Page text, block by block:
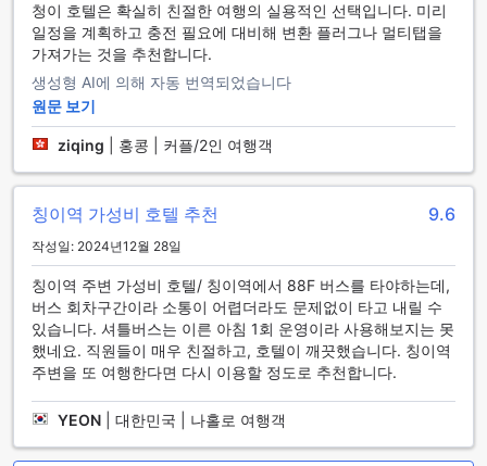
타싱 이(Tsim Sha Tsui)는 홍콩의 심장부에 위치한 활기찬 거리
로, 세계적인 쇼핑, 엔터테인먼트, 문화의 중심지입니다. 이곳에
서는 고급 브랜드 매장과 전통 시장이 조화를 이루며, 방문객들
은 다양한 쇼핑 경험을 즐길 수 있습니다. 특히, 유명한 스타의
거리와 하버 시티 쇼핑몰은 누구나 한 번쯤 들러볼 만한 명소입
니다. 밤이 되면 홍콩의 스카이라인과 빅토리아 하버의 야경이
장관을 이루어, 잊지 못할 추억을 선사합니다. 타싱 이 주변에는
다채로운 음식점과 카페들이 즐비하여, 홍콩의 맛을 만끽할 수
통 거리도 가까워, 문화 탐방과 쇼핑을 동시에 즐기기에 이상적
입니다. 램블러 오아시스 호텔에서 도보로 이동 가능하며, 이 지
역의 활기찬 분위기와 아름다운 경관을 만끽하며 홍콩의 매력
을 온전히 느껴보세요. 타싱 이의 다채로운 매력은 여행객들에
게 특별한 경험을 선사할 것입니다.
홍콩 공항에서 램블러 오아시스 호텔까지 편리한 이동 방법
이동하는 방법은 매우 간단하고 편리합니다. 공항에서 택시를
이용하면 약 30분 정도 소요되며, 빠르고 편안한 이동이 가능합
니다. 택시 승차장은 공항 도착층에 위치해 있으며, 호텔 주소를
청이 호텔은 확실히 친절한 여행의 실용적인 선택입니다. 미리
일정을 계획하고 충전 필요에 대비해 변환 플러그나 멀티탭을
가져가는 것을 추천합니다.
생성형 AI에 의해 자동 번역되었습니다
원문 보기
ziqing 홍콩 | 커플/2인 여행객
칭이역 가성비 호텔 추천 9.6
작성일: 2024년12월 28일
칭이역 주변 가성비 호텔/ 칭이역에서 88F 버스를 타야하는데,
버스 회차구간이라 소통이 어렵더라도 문제없이 타고 내릴 수
있습니다. 셔틀버스는 이른 아침 1회 운영이라 사용해보지는 못
했네요. 직원들이 매우 친절하고, 호텔이 깨끗했습니다. 칭이역
주변을 또 여행한다면 다시 이용할 정도로 추천합니다.
YEON 대한민국 | 나홀로 여행객